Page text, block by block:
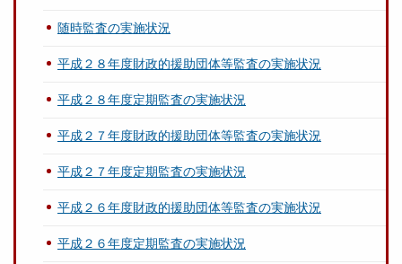
随時監査の実施状況
平成２８年度財政的援助団体等監査の実施状況
平成２８年度定期監査の実施状況
平成２７年度財政的援助団体等監査の実施状況
平成２７年度定期監査の実施状況
平成２６年度財政的援助団体等監査の実施状況
平成２６年度定期監査の実施状況